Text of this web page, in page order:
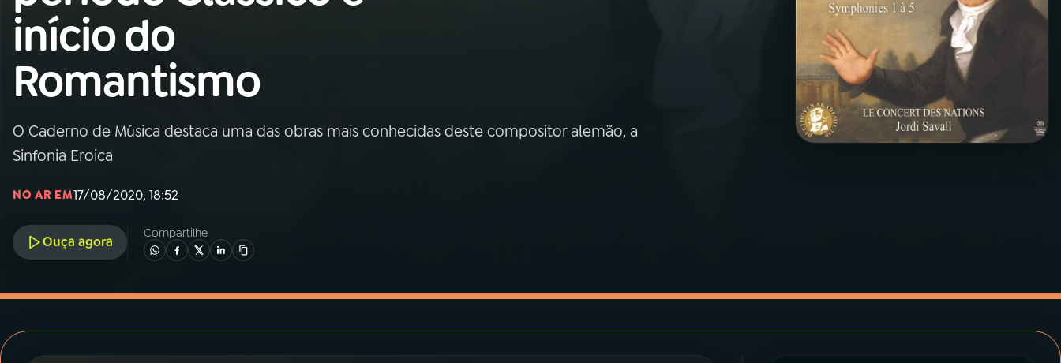
03 PROGRAMAÇÃO
04PROGRAMAS
06VIDEOCASTS
07ÚLTIMAS
08PRÊMIO RÁDIO MEC
ACOMPANHE A RÁDIO MEC
início do
Romantismo
O Caderno de Música destaca uma das obras mais conhecidas deste compositor alemão, a
Sinfonia Eroica
NO AR EM17/08/2020, 18:52
Ouça agora
Compartilhe